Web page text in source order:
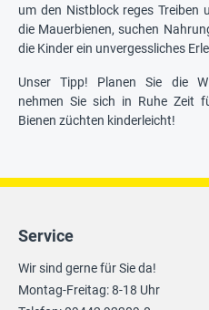
um den Nistblock reges Treiben
die Mauerbienen, suchen
die Kinder ein unvergessliches
Unser Tipp! Planen Sie die
nehmen Sie sich in Ruhe Zeit
Bienen züchten kinderleicht!
Service
Wir sind gerne für Sie da!
Montag-Freitag: 8-18 Uhr